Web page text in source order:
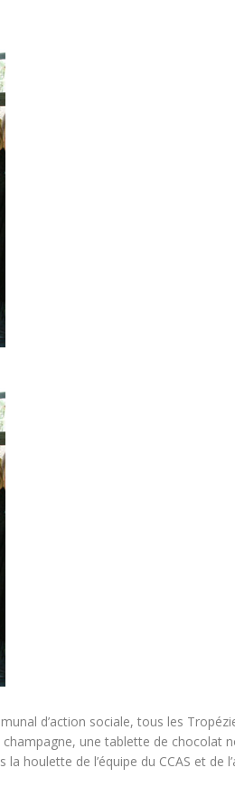
d’action sociale, tous les
une tablette de chocolat
houlette de l’équipe du CCAS et de